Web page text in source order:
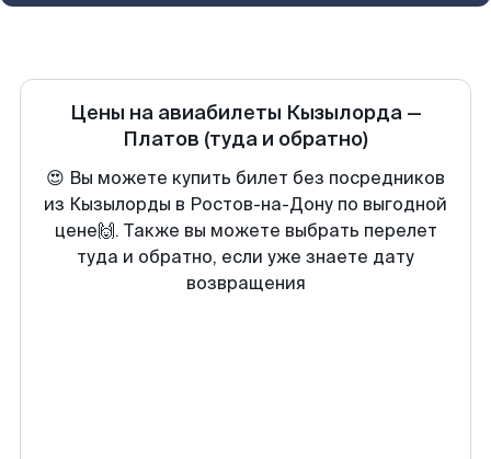
Цены на авиабилеты Кызылорда—
Платов (туда и обратно)
😍 Вы можете купить билет без посредников
из Кызылорды в Ростов-на-Дону по выгодной
цене🙌. Также вы можете выбрать перелет
туда и обратно, если уже знаете дату
возвращения